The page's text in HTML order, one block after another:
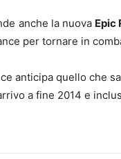
anche la nuova Epic
per tornare in
anticipa quello che
a fine 2014 e